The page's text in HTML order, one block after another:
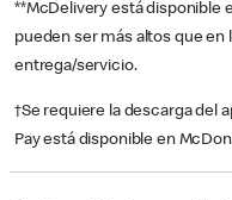
**McDelivery está disponible
pueden ser más altos que
entrega/servicio.
†Se requiere la descarga del
Pay está disponible en